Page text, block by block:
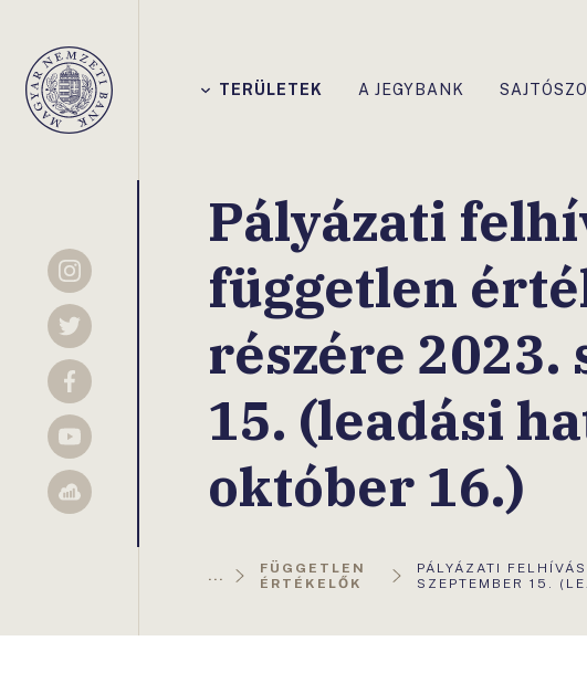
Magyar
Nemzeti
TERÜLETEK A JEGYBANK
Instagram
Twitter
Facebook
YouTube
Sellsy
Pályázati
független
részére 2023.
15. (leadási
október 16.)
...
FÜGGETLEN
ÉRTÉKELŐK
AKTUÁLIS
OLDAL:
PÁLYÁZATI
SZEPTEMBER 15.